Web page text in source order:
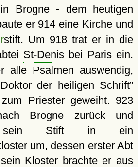
Brogne - dem heutigen
er 914 eine Kirche und
stift. Um 918 trat er in die
St-Denis bei Paris ein.
alle Psalmen auswendig,
Doktor der heiligen Schrift
Priester geweiht. 923
Brogne zurück und
sein Stift in ein
um, dessen erster Abt
Kloster brachte er aus